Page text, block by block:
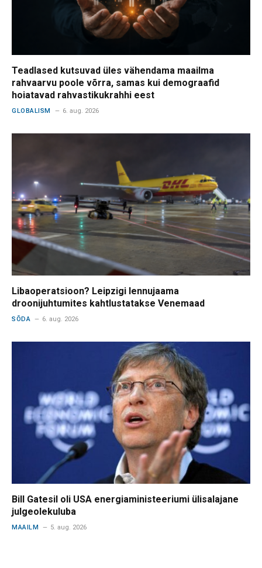
Teadlased kutsuvad üles vähendama maailma
rahvaarvu poole võrra, samas kui demograafid
hoiatavad rahvastikukrahhi eest
GLOBALISM 6. aug. 2026
Libaoperatsioon? Leipzigi lennujaama
droonijuhtumites kahtlustatakse Venemaad
SÕDA 6. aug. 2026
Bill Gatesil oli USA energiaministeeriumi ülisalajane
julgeolekuluba
MAAILM 5. aug. 2026